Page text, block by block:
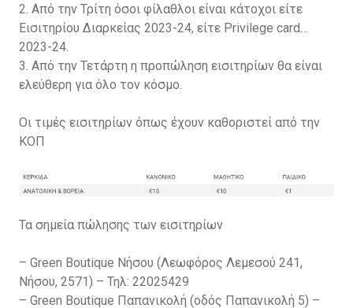
2. Από την Τρίτη όσοι φίλαθλοι είναι κάτοχοι είτε
Εισιτηρίου Διαρκείας 2023-24, είτε Privilege card
2023-24.
3. Από την Τετάρτη η προπώληση εισιτηρίων θα είναι
ελεύθερη για όλο τον κόσμο.
Οι τιμές εισιτηρίων όπως έχουν καθοριστεί από την
ΚΟΠ
Τα σημεία πώλησης των εισιτηρίων
– Green Boutique Νήσου (Λεωφόρος Λεμεσού 241,
Νήσου, 2571) – Τηλ: 22025429
– Green Boutique Παπανικολή (οδός Παπανικολή 5) –